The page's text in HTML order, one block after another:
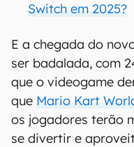
Switch em 2025?
E a chegada do
ser badalada, com
que o videogame
que Mario Kart
os jogadores terão
se divertir e